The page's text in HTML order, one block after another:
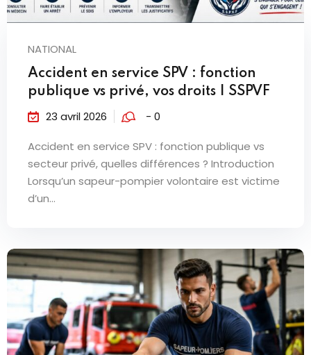
NATIONAL
Accident en service SPV : fonction
publique vs privé, vos droits | SSPVF
23 avril 2026 - 0
Accident en service SPV : fonction publique vs
secteur privé, quelles différences ? Introduction
Lorsqu’un sapeur-pompier volontaire est victime
d’un...